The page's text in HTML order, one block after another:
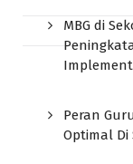
MBG di
Peran
Optimal Di